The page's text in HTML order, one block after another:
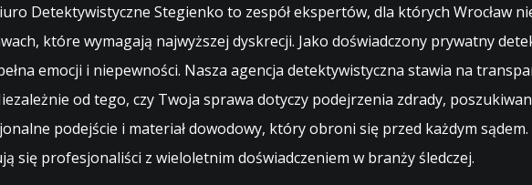
Detektywistyczne Stegienko to zespół ekspertów, dla których Wrocław
które wymagają najwyższej dyskrecji. Jako doświadczony prywatny
emocji i niepewności. Nasza agencja detektywistyczna stawia na
od tego, czy Twoja sprawa dotyczy podejrzenia zdrady,
podejście i materiał dowodowy, który obroni się przed każdym sądem.
się profesjonaliści z wieloletnim doświadczeniem w branży śledczej.